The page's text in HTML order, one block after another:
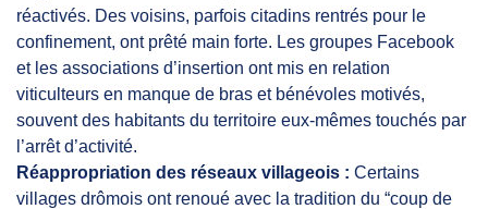
réactivés. Des voisins, parfois citadins rentrés pour le
confinement, ont prêté main forte. Les groupes Facebook
et les associations d’insertion ont mis en relation
viticulteurs en manque de bras et bénévoles motivés,
souvent des habitants du territoire eux-mêmes touchés par
l’arrêt d’activité.
Réappropriation des réseaux villageois : Certains
villages drômois ont renoué avec la tradition du “coup de